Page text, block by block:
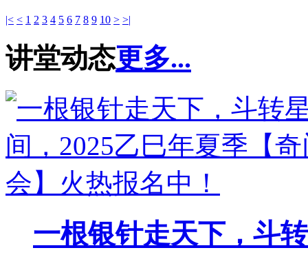
|< < 1 2 3 4 5 6 7 8 9 10 > >|
讲堂动态更多...
一根银针走天下，斗